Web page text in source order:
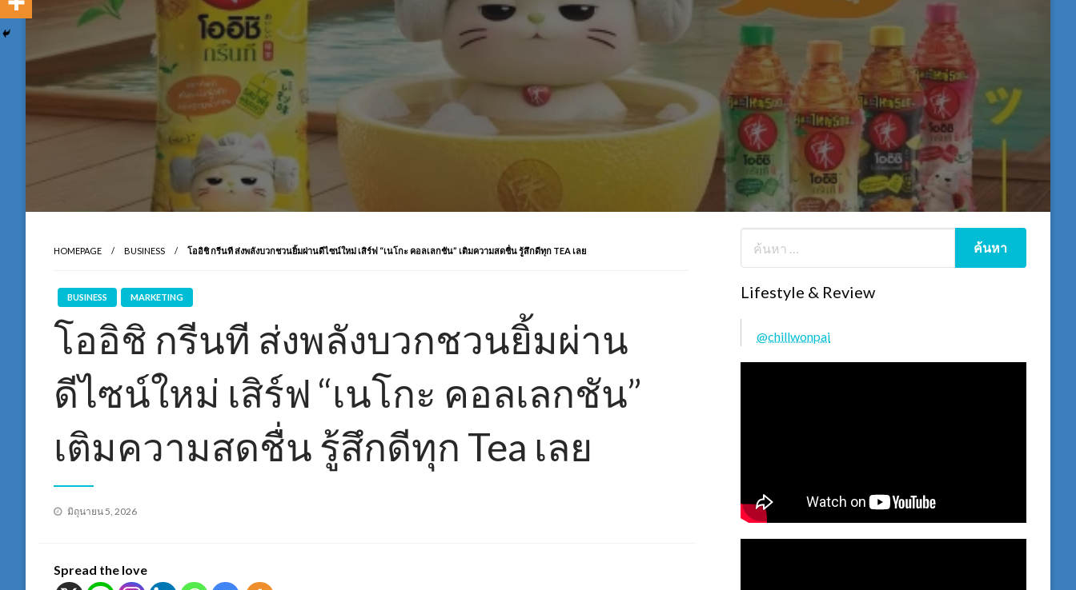
HOMEPAGE BUSINESS โออิชิ กรีนที ส่งพลังบวกชวนยิ้มผ่านดีไซน์ใหม่ เสิร์ฟ “เนโกะ คอลเลกชัน” เติมความสดชื่น รู้สึกดีทุก TEA เลย
BUSINESS MARKETING
โออิชิ กรีนที ส่งพลังบวกชวนยิ้มผ่าน
ดีไซน์ใหม่ เสิร์ฟ “เนโกะ คอลเลกชัน”
เติมความสดชื่น รู้สึกดีทุก Tea เลย
Posted
มิถุนายน 5, 2026
Spread the love
Lifestyle & Review
@chillwonpai